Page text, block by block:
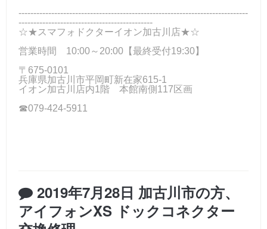
-----------------------------------------------------------------------------
---------------------------------------------
☆★スマフォドクターイオン加古川店★☆
営業時間 10:00～20:00【最終受付19:30】
〒675-0101
兵庫県加古川市平岡町新在家615-1
イオン加古川店内1階 本館南側117区画
☎079-424-5911
2019年7月28日 加古川市の方、
アイフォンXS ドックコネクター